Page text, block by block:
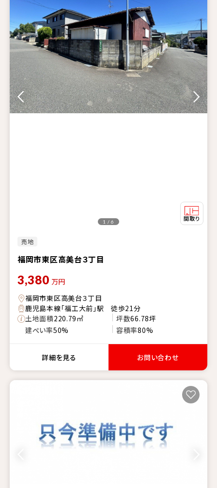
売地
福岡市東区高美台３丁目
1 / 6
3,380 万円
福岡市東区高美台３丁目
鹿児島本線「福工大前」駅 徒歩21分
土地面積220.79㎡ 坪数66.78坪
建ぺい率50% 容積率80%
詳細を見る お問い合わせ